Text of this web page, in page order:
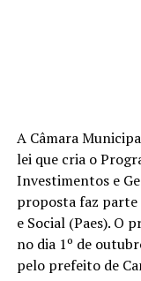
A Câmara
lei que cria o
Investimentos e
proposta faz parte
e Social (Paes). O
no dia 1º de
pelo prefeito de